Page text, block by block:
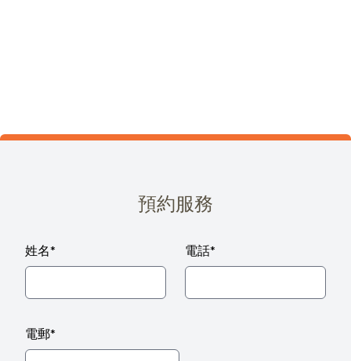
預約服務
姓名* 電話*
電郵*